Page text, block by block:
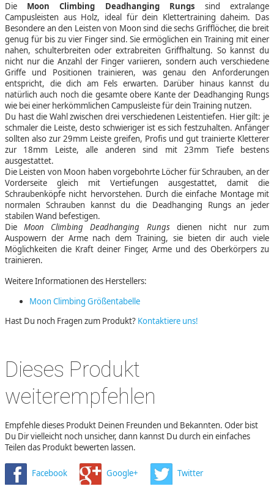
Die Moon Climbing Deadhanging Rungs sind extralange
Campusleisten aus Holz, ideal für dein Klettertraining daheim. Das
Besondere an den Leisten von Moon sind die sechs Grifflöcher, die breit
genug für bis zu vier Finger sind. Sie ermöglichen ein Training mit einer
nahen, schulterbreiten oder extrabreiten Griffhaltung. So kannst du
nicht nur die Anzahl der Finger variieren, sondern auch verschiedene
Griffe und Positionen trainieren, was genau den Anforderungen
entspricht, die dich am Fels erwarten. Darüber hinaus kannst du
natürlich auch noch die gesamte obere Kante der Deadhanging Rungs
wie bei einer herkömmlichen Campusleiste für dein Training nutzen.
Du hast die Wahl zwischen drei verschiedenen Leistentiefen. Hier gilt: je
schmaler die Leiste, desto schwieriger ist es sich festzuhalten. Anfänger
sollten also zur 29mm Leiste greifen, Profis und gut trainierte Kletterer
zur 18mm Leiste, alle anderen sind mit 23mm Tiefe bestens
ausgestattet.
Die Leisten von Moon haben vorgebohrte Löcher für Schrauben, an der
Vorderseite gleich mit Vertiefungen ausgestattet, damit die
Schraubenköpfe nicht hervorstehen. Durch die einfache Montage mit
normalen Schrauben kannst du die Deadhanging Rungs an jeder
stabilen Wand befestigen.
DieMoon Climbing Deadhanging Rungsdienen nicht nur zum
Auspowern der Arme nach dem Training, sie bieten dir auch viele
Möglichkeiten die Kraft deiner Finger, Arme und des Oberkörpers zu
trainieren.
Weitere Informationen des Herstellers:
Moon Climbing Größentabelle
Hast Du noch Fragen zum Produkt? Kontaktiere uns!
Dieses Produkt
weiterempfehlen
Empfehle dieses Produkt Deinen Freunden und Bekannten. Oder bist
Du Dir vielleicht noch unsicher, dann kannst Du durch ein einfaches
Teilen das Produkt bewerten lassen.
Facebook Google+ Twitter